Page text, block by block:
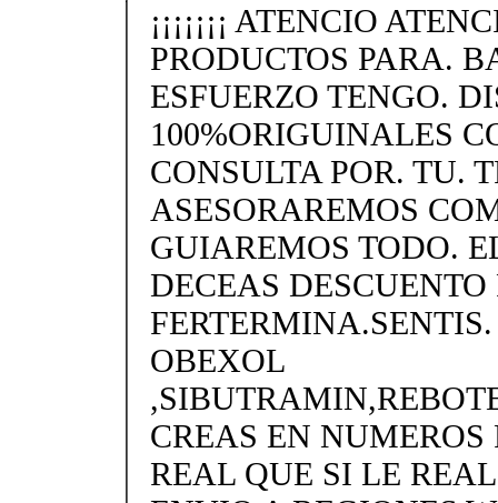
¡¡¡¡¡¡¡ ATENCIO
PRODUCTOS PARA.
ESFUERZO TENGO.
100%ORIGUINALES
CONSULTA POR. TU.
ASESORAREMOS
GUIAREMOS TODO.
DECEAS
OBEXOL
CREAS EN
REAL QUE SI LE